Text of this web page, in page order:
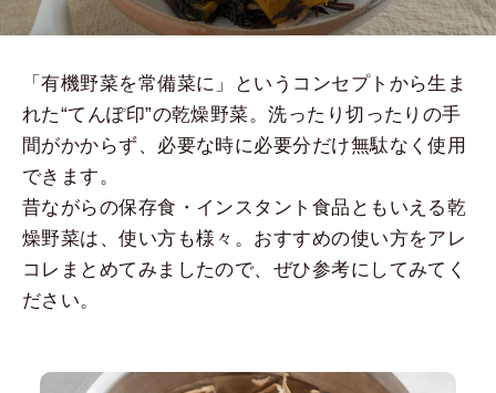
「有機野菜を常備菜に」というコンセプトから生ま
れた“てんぽ印”の乾燥野菜。洗ったり切ったりの手
間がかからず、必要な時に必要分だけ無駄なく使用
できます。
昔ながらの保存食・インスタント食品ともいえる乾
燥野菜は、使い方も様々。おすすめの使い方をアレ
コレまとめてみましたので、ぜひ参考にしてみてく
ださい。